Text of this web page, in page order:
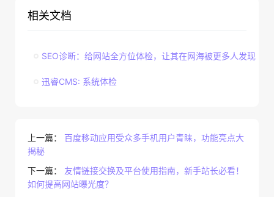
相关文档
SEO诊断：给网站全方位体检，让其在网海被更多人发现
迅睿CMS: 系统体检
上一篇： 百度移动应用受众多手机用户青睐，功能亮点大
揭秘
下一篇： 友情链接交换及平台使用指南，新手站长必看！
如何提高网站曝光度？